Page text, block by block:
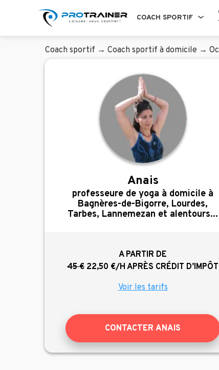
COACH SPORTIF
Coach sportif → Coach sportif à domicile →
Anais
professeure de yoga à domicile à
Bagnères-de-Bigorre, Lourdes,
Tarbes, Lannemezan et alentours...
A PARTIR DE
45 € 22,50 €/H APRÈS CRÉDIT D’IMPÔT
Voir les tarifs
CONTACTER ANAIS